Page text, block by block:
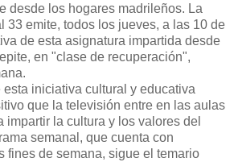
desde los hogares madrileños. La
33 emite, todos los jueves, a las 10 de
de esta asignatura impartida desde
en "clase de recuperación",
esta iniciativa cultural y educativa
que la televisión entre en las aulas
impartir la cultura y los valores del
semanal, que cuenta con
fines de semana, sigue el temario